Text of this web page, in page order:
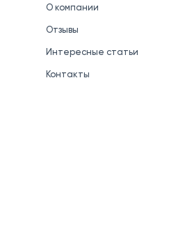
О компании
Отзывы
Интересные статьи
Контакты